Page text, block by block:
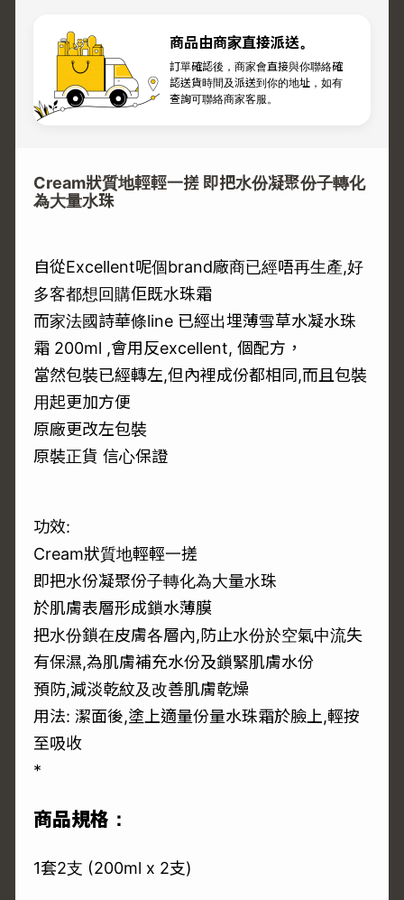
商品由商家直接派送。
訂單確認後，商家會直接與你聯絡確
認送貨時間及派送到你的地址，如有
查詢可聯絡商家客服。
Cream狀質地輕輕一搓 即把水份凝聚份子轉化
為大量水珠
自從Excellent呢個brand廠商已經唔再生產,好
多客都想回購佢既水珠霜
而家法國詩華條line 已經出埋薄雪草水凝水珠
霜 200ml ,會用反excellent, 個配方，
當然包裝已經轉左,但內裡成份都相同,而且包裝
用起更加方便
原廠更改左包裝
原裝正貨 信心保證
功效:
Cream狀質地輕輕一搓
即把水份凝聚份子轉化為大量水珠
於肌膚表層形成鎖水薄膜
把水份鎖在皮膚各層內,防止水份於空氣中流失
有保濕,為肌膚補充水份及鎖緊肌膚水份
預防,減淡乾紋及改善肌膚乾燥
用法: 潔面後,塗上適量份量水珠霜於臉上,輕按
至吸收
*
商品規格：
1套2支 (200ml x 2支)